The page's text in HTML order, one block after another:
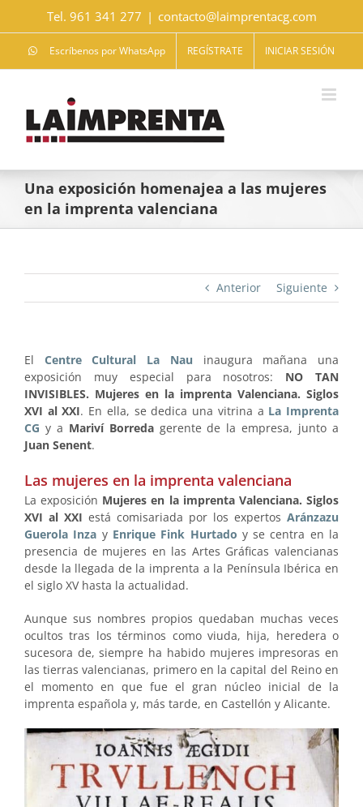
Tel. 961 341 277 | contacto@laimprentacg.com
Escríbenos por WhatsApp REGÍSTRATE INICIAR SESIÓN
Una exposición homenajea a las mujeres
en la imprenta valenciana
Anterior Siguiente
El Centre Cultural La Nau inaugura mañana una
exposición muy especial para nosotros: NO TAN
INVISIBLES. Mujeres en la imprenta Valenciana. Siglos
XVI al XXI. En ella, se dedica una vitrina a La Imprenta
CG y a Mariví Borredagerente de la empresa, junto a
Juan Senent.
Las mujeres en la imprenta valenciana
La exposición Mujeres en la imprenta Valenciana. Siglos
XVI al XXI está comisariada por los expertos Aránzazu
Guerola Inza y Enrique Fink Hurtado y se centra en la
presencia de mujeres en las Artes Gráficas valencianas
desde la llegada de la imprenta a la Península Ibérica en
el siglo XV hasta la actualidad.
Aunque sus nombres propios quedaban muchas veces
ocultos tras los términos como viuda, hija, heredera o
sucesora de, siempre ha habido mujeres impresoras en
las tierras valencianas, primero en la capital del Reino en
el momento en que fue el gran núcleo inicial de la
imprenta española y, más tarde, en Castellón y Alicante.